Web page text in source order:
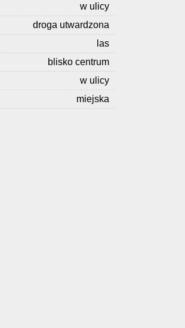
w ulicy
droga utwardzona
las
blisko centrum
w ulicy
miejska